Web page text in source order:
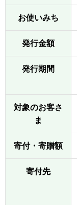
お使いみち
発行金額
発行期間
対象のお客さ
ま
寄付・寄贈額
寄付先